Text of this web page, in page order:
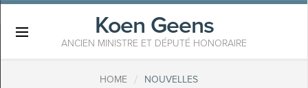
Koen Geens
ANCIEN MINISTRE ET DÉPUTÉ HONORAIRE
HOME / NOUVELLES